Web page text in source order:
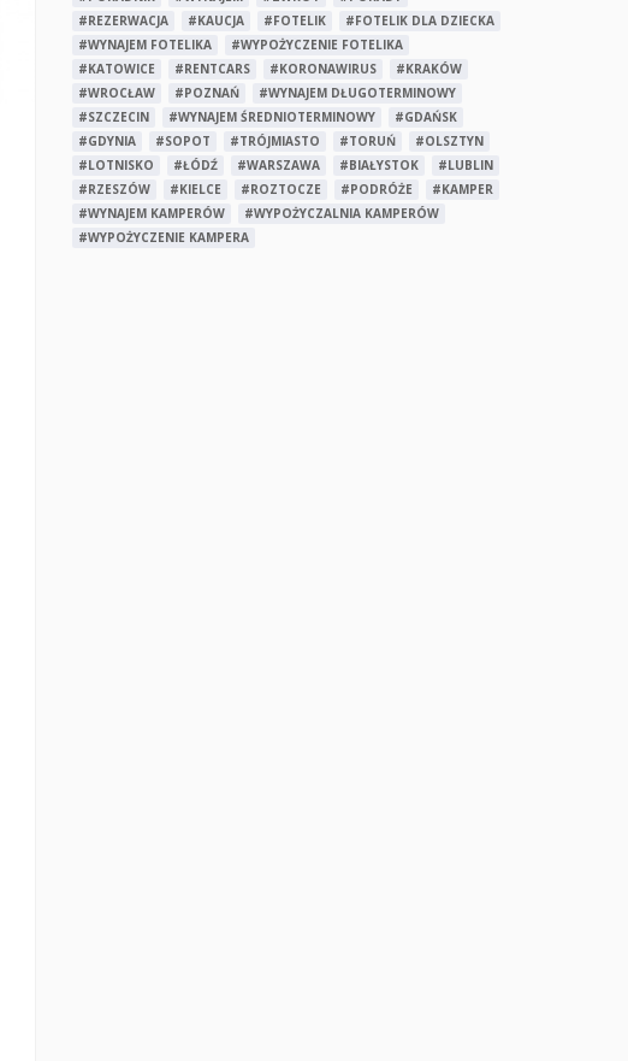
#REZERWACJA
#KAUCJA #FOTELIK
#FOTELIK DLA DZIECKA
#WYNAJEM FOTELIKA
#WYPOŻYCZENIE FOTELIKA
#KATOWICE
#RENTCARS #KORONAWIRUS
#KRAKÓW
#WROCŁAW
#POZNAŃ
#WYNAJEM DŁUGOTERMINOWY
#SZCZECIN
#WYNAJEM ŚREDNIOTERMINOWY
#GDAŃSK
#GDYNIA
#SOPOT #TRÓJMIASTO #TORUŃ
#OLSZTYN
#LOTNISKO
#ŁÓDŹ #WARSZAWA #BIAŁYSTOK
#LUBLIN
#RZESZÓW
#KIELCE #ROZTOCZE #PODRÓŻE
#KAMPER
#WYNAJEM KAMPERÓW
#WYPOŻYCZALNIA KAMPERÓW
#WYPOŻYCZENIE KAMPERA